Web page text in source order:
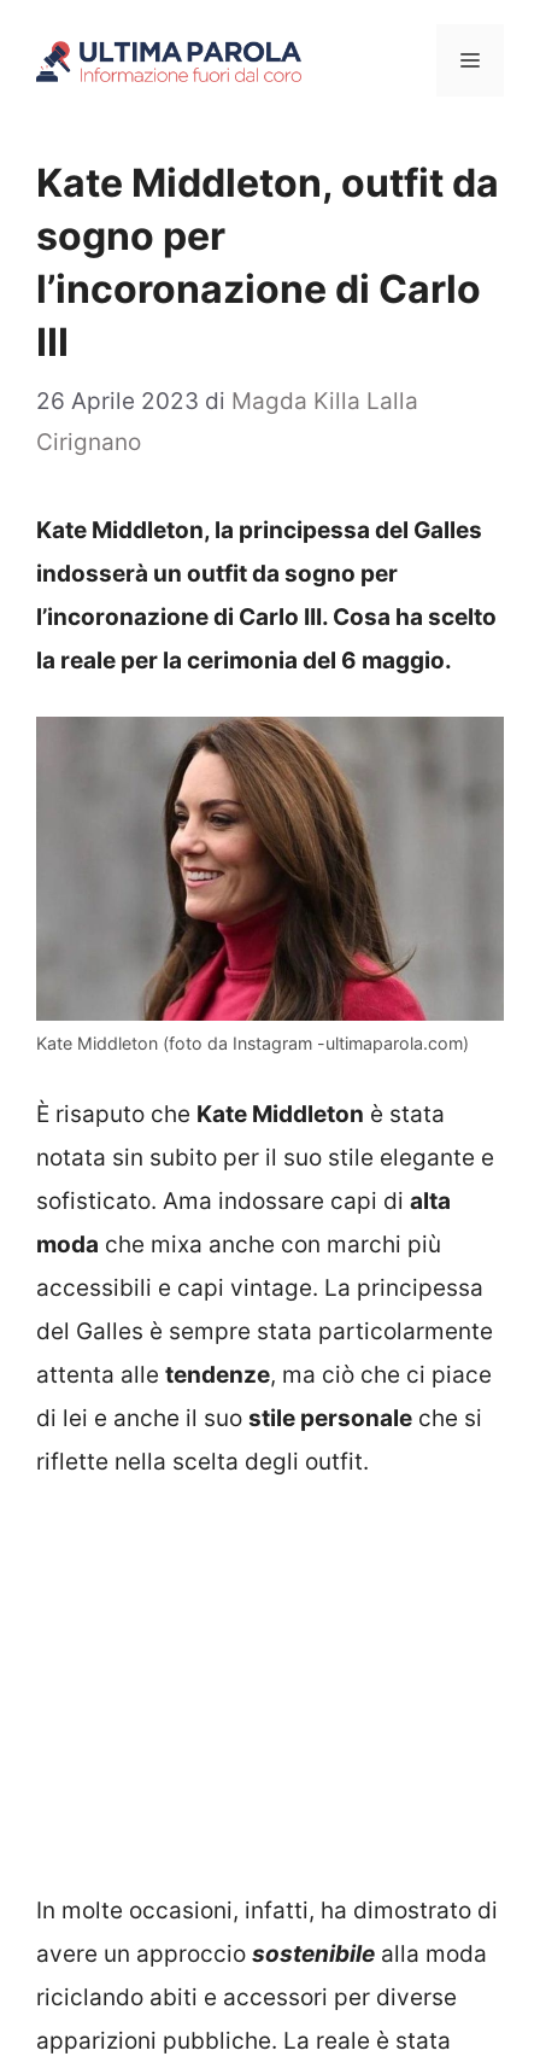
Menu
Kate Middleton, outfit da
sogno per
l’incoronazione di Carlo
III
26 Aprile 2023 di Magda Killa Lalla
Cirignano
Kate Middleton, la principessa del Galles
indosserà un outfit da sogno per
l’incoronazione di Carlo III. Cosa ha scelto
la reale per la cerimonia del 6 maggio.
Kate Middleton (foto da Instagram -ultimaparola.com)
È risaputo che Kate Middleton è stata
notata sin subito per il suo stile elegante e
sofisticato. Ama indossare capi di alta
moda che mixa anche con marchi più
accessibili e capi vintage. La principessa
del Galles è sempre stata particolarmente
attenta alle tendenze, ma ciò che ci piace
di lei e anche il suo stile personale che si
riflette nella scelta degli outfit.
In molte occasioni, infatti, ha dimostrato di
avere un approccio sostenibile alla moda
riciclando abiti e accessori per diverse
apparizioni pubbliche. La reale è stata